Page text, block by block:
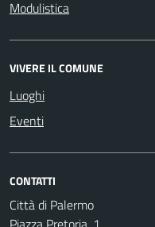
Modulistica
VIVERE IL COMUNE
Luoghi
Eventi
CONTATTI
Città di Palermo